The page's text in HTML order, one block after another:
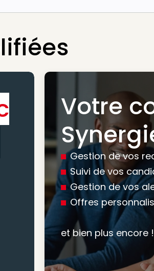
Nous vous
votre recherche,
mesure pour
atteindre vos
Votre
Gestion de vos
Suivi de vos
Gestion de vos
Offres
et bien plus encore !